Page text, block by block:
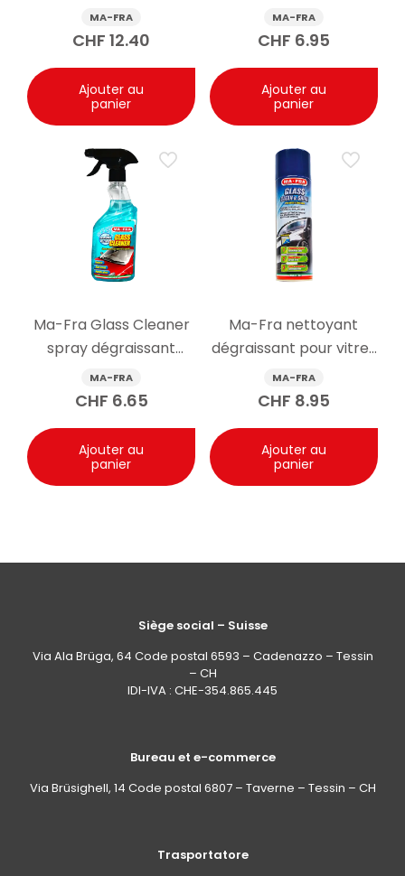
spray 400ml
MA-FRA
CHF 12.40
Ajouter au
panier
Cleaner Plus spray
750ml
MA-FRA
CHF 6.95
Ajouter au
panier
Ma-Fra Glass Cleaner
spray dégraissant
500ml
MA-FRA
CHF 6.65
Ajouter au
panier
Ma-Fra nettoyant
dégraissant pour vitres
Glass Clean & Shine
spray 500ml
MA-FRA
CHF 8.95
Ajouter au
panier
Siège social – Suisse
Via Ala Brüga, 64 Code postal 6593 – Cadenazzo – Tessin
– CH
IDI-IVA : CHE-354.865.445
Bureau et e-commerce
Via Brüsighell, 14 Code postal 6807 – Taverne – Tessin – CH
Trasportatore